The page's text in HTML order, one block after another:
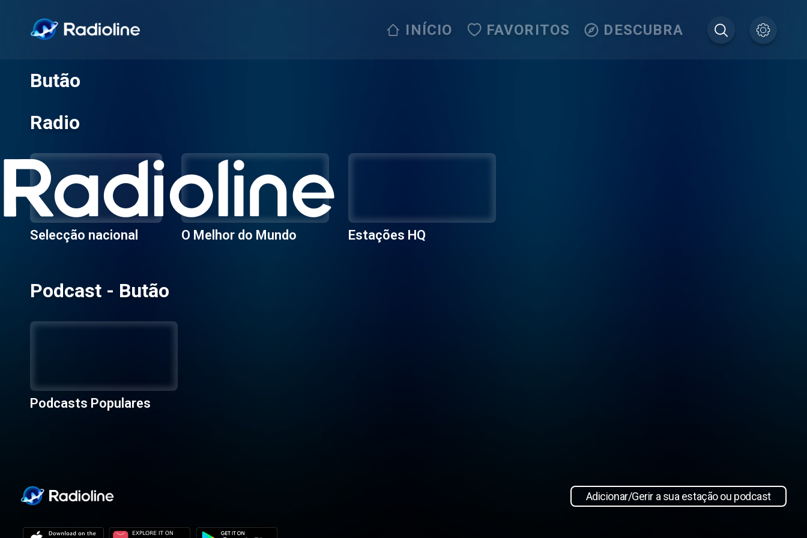
INÍCIO FAVORITOS DESCUBRA
Butão
Radio
Selecção nacional O Melhor do Mundo Estações HQ
Podcast - Butão
Podcasts Populares
Adicionar/Gerir a sua estação ou podcast